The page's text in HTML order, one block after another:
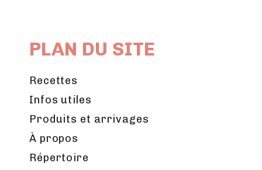
PLAN DU SITE
Recettes
Infos utiles
Produits et arrivages
À propos
Répertoire